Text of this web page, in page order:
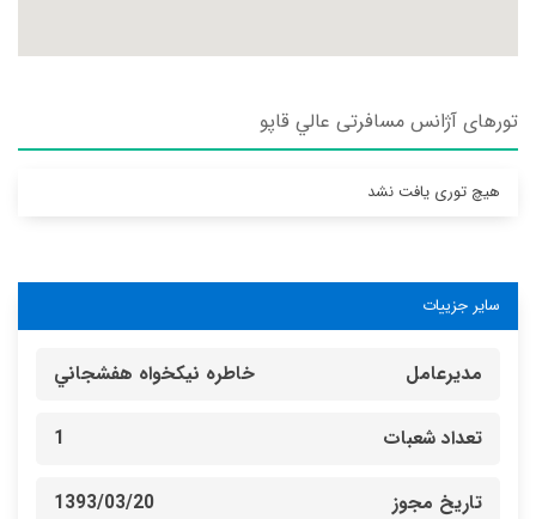
تورهای آژانس مسافرتی عالي قاپو
هیچ توری یافت نشد
سایر جزییات
مدیرعامل خاطره نيكخواه هفشجاني
تعداد شعبات 1
تاریخ مجوز 1393/03/20